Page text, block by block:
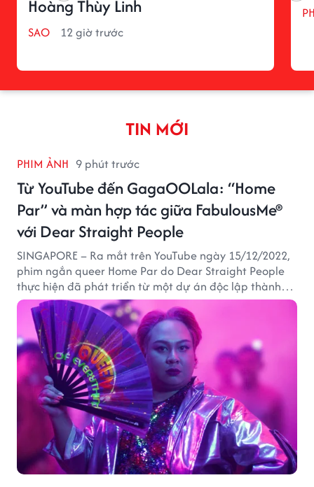
Hoàng Thùy Linh
SAO 12 giờ trước
TIN MỚI
PHIM ẢNH 9 phút trước
Từ YouTube đến GagaOOLala: “Home
Par” và màn hợp tác giữa FabulousMe®
với Dear Straight People
SINGAPORE – Ra mắt trên YouTube ngày 15/12/2022,
phim ngắn queer Home Par do Dear Straight People
thực hiện đã phát triển từ một dự án độc lập thành
tác phẩm tiếp cận khán giả quốc tế thông qua nền
tảng LGBTQ+ GagaOOLala. FabulousMe tham gia với
vai trò nhà tài trợ chính thức, trong khi nhà sáng lập
Lan Vu đảm nhiệm vị trí executive producer.